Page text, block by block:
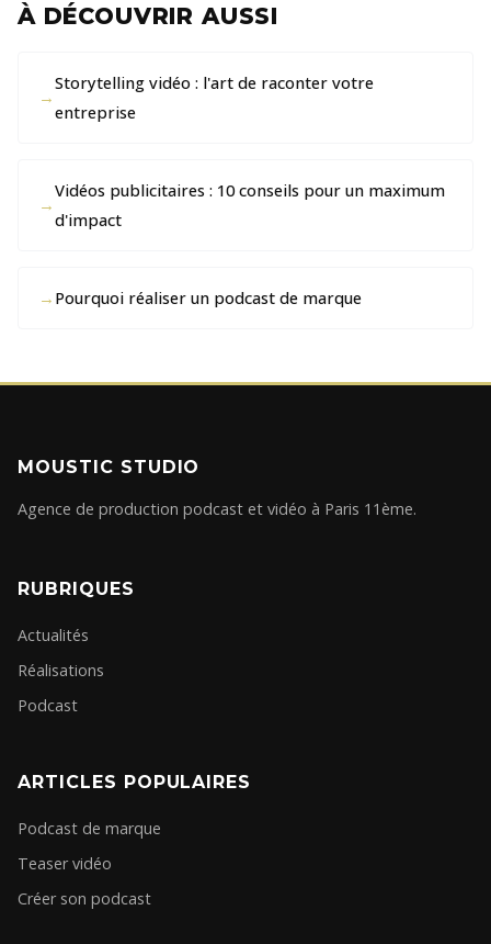
À DÉCOUVRIR AUSSI
Storytelling vidéo : l'art de raconter votre
entreprise
Vidéos publicitaires : 10 conseils pour un maximum
d'impact
Pourquoi réaliser un podcast de marque
MOUSTIC STUDIO
Agence de production podcast et vidéo à Paris 11ème.
RUBRIQUES
Actualités
Réalisations
Podcast
ARTICLES POPULAIRES
Podcast de marque
Teaser vidéo
Créer son podcast